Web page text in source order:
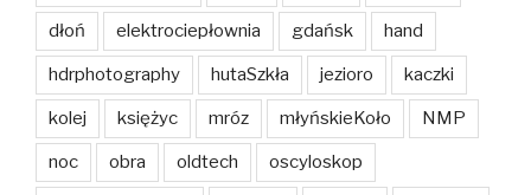
dłoń elektrociepłownia gdańsk hand
hdrphotography hutaSzkła jezioro kaczki
kolej księżyc mróz młyńskieKoło NMP
noc obra oldtech oscyloskop